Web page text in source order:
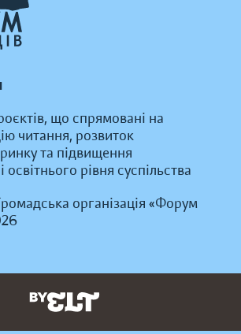
що спрямовані на
читання, розвиток
та підвищення
освітнього рівня суспільства
організація «Форум